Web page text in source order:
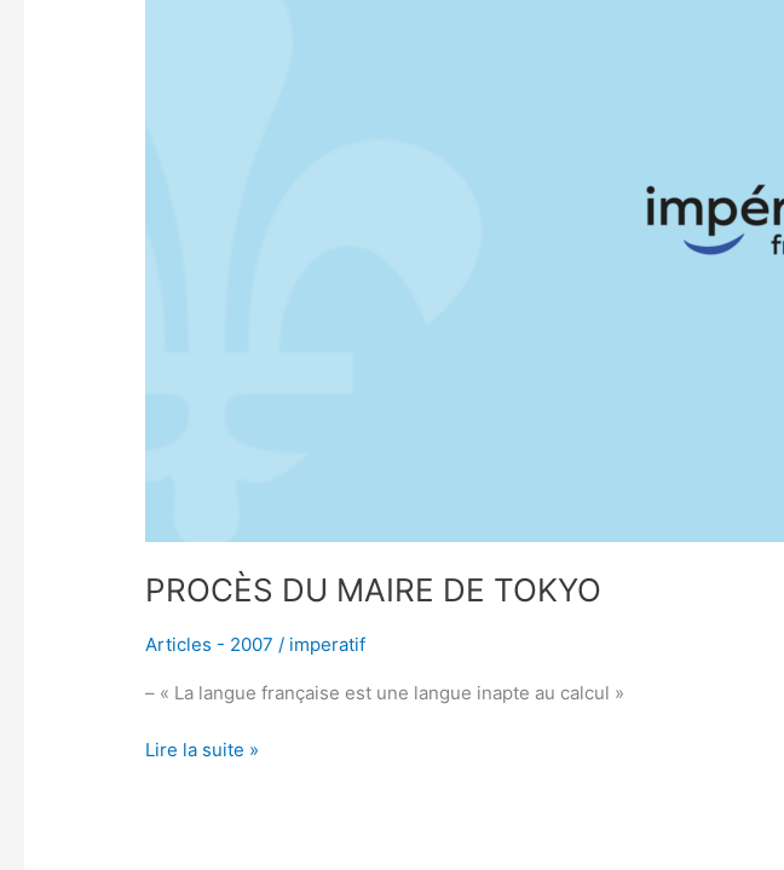
PROCÈS DU MAIRE DE TOKYO
Articles - 2007 / imperatif
– « La langue française est une langue inapte au calcul »
Lire la suite »